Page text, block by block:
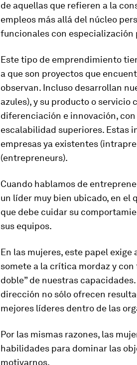
de aquellas que refieren a la
empleos más allá del núcleo
funcionales con especialización
Este tipo de emprendimiento
a que son proyectos que
observan. Incluso desarrollan
azules), y su producto o
diferenciación e innovación,
escalabilidad superiores. Estas
empresas ya existentes
(entrepreneurs).
Cuando hablamos de
un líder muy bien ubicado, en el
que debe cuidar su
sus equipos.
En las mujeres, este papel
somete a la crítica mordaz y
doble” de nuestras
dirección no sólo ofrecen
mejores líderes dentro de las
Por las mismas razones, las
habilidades para dominar las
motivarnos.